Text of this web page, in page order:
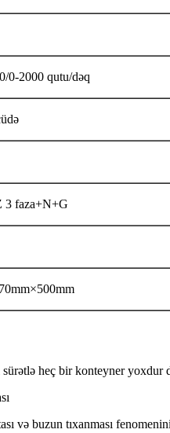
0-2000 qutu/dəq
3 faza+N+G
sürətlə heç bir konteyner
və buzun tıxanması